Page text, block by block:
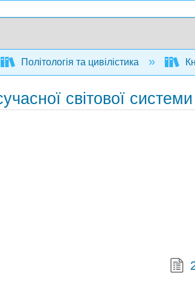
Політологія та цивілістика
світової системи